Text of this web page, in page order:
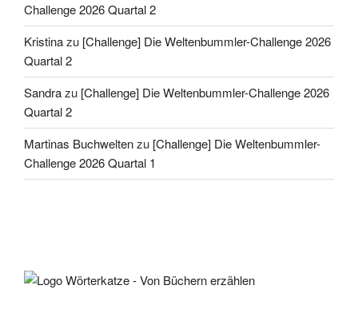
Challenge 2026 Quartal 2
Kristinazu [Challenge] Die Weltenbummler-Challenge 2026
Quartal 2
Sandrazu [Challenge] Die Weltenbummler-Challenge 2026
Quartal 2
Martinas Buchweltenzu [Challenge] Die Weltenbummler-
Challenge 2026 Quartal 1